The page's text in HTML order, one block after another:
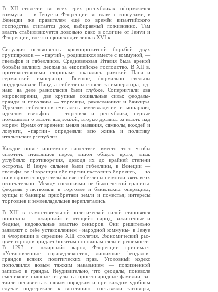
В XII столетии во всех трёх республиках оформ­ляется
коммуна — в Генуе и Флоренции во главе с консулами, в
Венеции же правителем ещё со времён византийского
господства считается дож, выбирае­мый пожизненно. Там
власть стабилизируется до­вольно рано в отличие от Генуи и
Флоренции, где это происходит лишь в XVI в.
Ситуация осложнялась кровопролитной борьбой двух
группировок — «партий», родившихся вместе с коммуной, —
гвельфов и гибеллинов. Средневековая Италия была ареной
борьбы великих держав за европейское господство. В XII в.
противостоящими сторонами оказались римский Папа и
германский император. Внешне, формально гвельфы
поддержи­вали Папу, а гибеллины стояли за императора, од­
нако на деле разногласия были глубже. Соперни­чали два
мировоззрения, две крупные социальные силы: феодалы-
гранды и пополаны — торговцы, ре­месленники и банкиры.
Идеалом гибеллинов счи­тались землевладение и монархия,
идеалом гвель­фов — торговля и республика; первые
помышляли о власти над землёй, вторые дрались за власть над
морем. Время от времени меняя названия, симво­лы, вождей и
лозунги, «партии» определяли всю жизнь и политику
итальянских республик.
Каждое новое иноземное нашествие, вместо того чтобы
сплотить итальянцев перед лицом общего врага, лишь
углубляло противоречия, доводя их до крайней степени
остроты. В Генуе сильнее были ги­беллины, в Венеции —
гвельфы, во Флоренции обе партии постоянно боролись, — но
ни в одном городе гвельфы или гибеллины не могли взять верх
окон­чательно. Между сословиями не было чёткой гра­ницы:
феодалы участвовали в торговле и банков­ских операциях,
купцы и банкиры приобретали земли и поместья; интересы
торговцев и землевла­дельцев переплетались.
В XIII в. самостоятельной политической силой становятся
пополаны — «жирный» и «тощий» на­род, зажиточные и
бедные, недовольные властью сеньоров. Они решительно
заявляют о себе уста­новлением «народной коммуны» в Генуе
и Флорен­ции в середине XIII столетия. Экономический рас­
цвет городов придаёт богатым пополанам силы и решимости.
В 1293 г. «жирный» народ Флоренции принимает
«Установленные справедливости», лишившие феодалов-
грандов всяких политических прав. Уголовный кодекс
пополнился новым тяж­ким наказанием — пожизненной
записью в гранды. Неудивительно, что феодалы, поневоле
сменившие пышные титулы на простонародные фамилии, за­
таили ненависть к новым порядкам и при каждом удобном
случае подстрекали к восстанию, состав­ляли заговоры,